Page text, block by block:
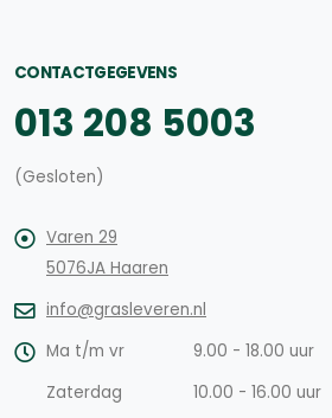
CONTACTGEGEVENS
013 208 5003
(Gesloten)
Varen 29
5076JA Haaren
info@grasleveren.nl
Ma t/m vr
9.00 - 18.00 uur
Zaterdag
10.00 - 16.00 uur